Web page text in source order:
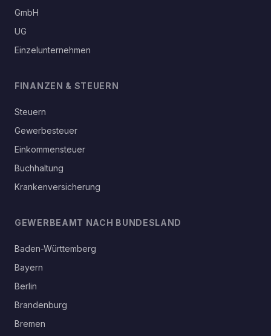
GmbH
UG
Einzelunternehmen
FINANZEN & STEUERN
Steuern
Gewerbesteuer
Einkommensteuer
Buchhaltung
Krankenversicherung
GEWERBEAMT NACH BUNDESLAND
Baden-Württemberg
Bayern
Berlin
Brandenburg
Bremen